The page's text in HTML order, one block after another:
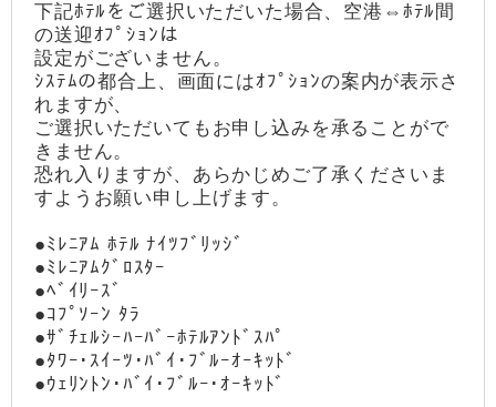
下記ﾎﾃﾙをご選択いただいた場合、空港⇔ﾎﾃﾙ間
の送迎ｵﾌﾟｼｮﾝは
設定がございません。
ｼｽﾃﾑの都合上、画面にはｵﾌﾟｼｮﾝの案内が表示さ
れますが、
ご選択いただいてもお申し込みを承ることがで
きません。
恐れ入りますが、あらかじめご了承くださいま
すようお願い申し上げます。
●ﾐﾚﾆｱﾑ ﾎﾃﾙ ﾅｲﾂﾌﾞﾘｯｼﾞ
●ﾐﾚﾆｱﾑｸﾞﾛｽﾀｰ
●ﾍﾞｲﾘｰｽﾞ
●ｺﾌﾟｿｰﾝ ﾀﾗ
●ｻﾞﾁｪﾙｼｰﾊｰﾊﾞｰﾎﾃﾙｱﾝﾄﾞｽﾊﾟ
●ﾀﾜｰ･ｽｲｰﾂ･ﾊﾞｲ･ﾌﾞﾙｰｵｰｷｯﾄﾞ
●ｳｪﾘﾝﾄﾝ･ﾊﾞｲ･ﾌﾞﾙｰ･ｵｰｷｯﾄﾞ